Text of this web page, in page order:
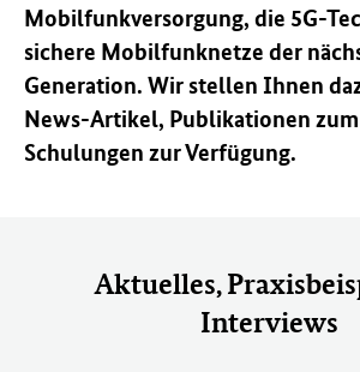
Mobilfunkversorgung, die 5G-
sichere Mobilfunknetze der
Generation. Wir stellen Ihnen
News-Artikel, Publikationen
Schulungen zur Verfügung.
Aktuelles,
Interviews